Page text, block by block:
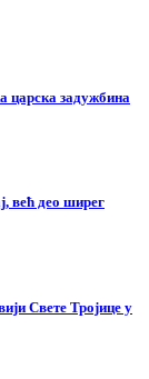
царска задужбина
већ део ширег
Свете Тројице у